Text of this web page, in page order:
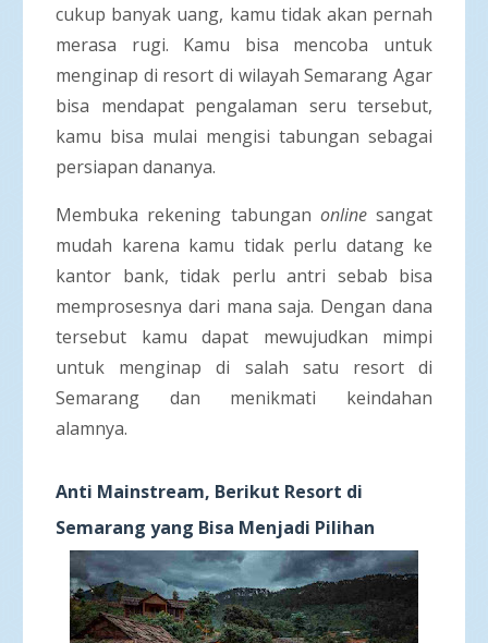
cukup banyak uang, kamu tidak akan pernah
merasa rugi. Kamu bisa mencoba untuk
menginap di resort di wilayah Semarang Agar
bisa mendapat pengalaman seru tersebut,
kamu bisa mulai mengisi tabungan sebagai
persiapan dananya.
Membuka rekening tabungan onlinesangat
mudah karena kamu tidak perlu datang ke
kantor bank, tidak perlu antri sebab bisa
memprosesnya dari mana saja. Dengan dana
tersebut kamu dapat mewujudkan mimpi
untuk menginap di salah satu resort di
Semarang dan menikmati keindahan
alamnya.
Anti Mainstream, Berikut Resort di
Semarang yang Bisa Menjadi Pilihan